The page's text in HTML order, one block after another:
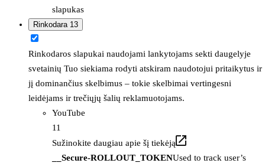
slapukas
Rinkodara 13
Rinkodaros slapukai naudojami lankytojams sekti daugelyje
svetainių Tuo siekiama rodyti atskiram naudotojui pritaikytus ir
jį dominančius skelbimus – tokie skelbimai vertingesni
leidėjams ir trečiųjų šalių reklamuotojams.
YouTube
11
Sužinokite daugiau apie šį tiekėją
__Secure-ROLLOUT_TOKENUsed to track user’s